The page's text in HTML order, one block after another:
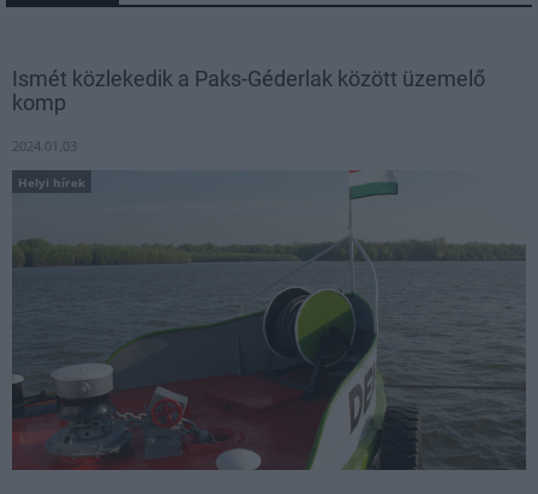
Ismét közlekedik a Paks-Géderlak között üzemelő
komp
2024.01.03
Helyi hírek